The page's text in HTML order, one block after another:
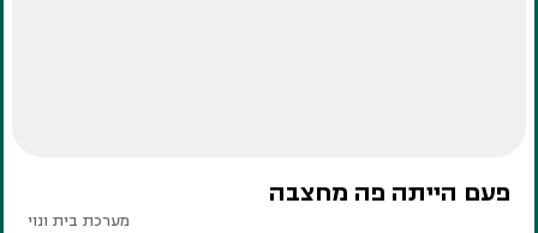
פעם הייתה פה מחצבה
מערכת בית ונוי